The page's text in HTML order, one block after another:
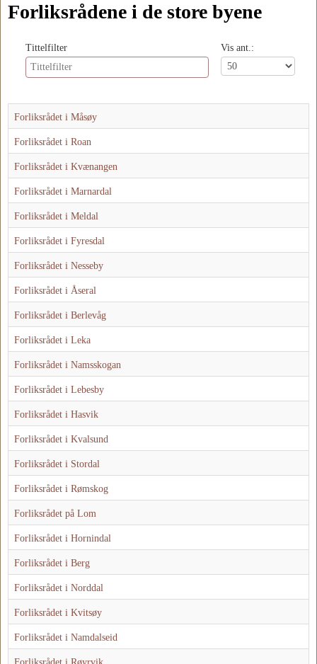
Forliksrådene i de store byene
Tittelfilter Vis ant.:
Forliksrådet i Måsøy
Forliksrådet i Roan
Forliksrådet i Kvænangen
Forliksrådet i Marnardal
Forliksrådet i Meldal
Forliksrådet i Fyresdal
Forliksrådet i Nesseby
Forliksrådet i Åseral
Forliksrådet i Berlevåg
Forliksrådet i Leka
Forliksrådet i Namsskogan
Forliksrådet i Lebesby
Forliksrådet i Hasvik
Forliksrådet i Kvalsund
Forliksrådet i Stordal
Forliksrådet i Rømskog
Forliksrådet på Lom
Forliksrådet i Hornindal
Forliksrådet i Berg
Forliksrådet i Norddal
Forliksrådet i Kvitsøy
Forliksrådet i Namdalseid